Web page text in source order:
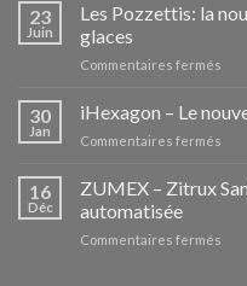
23
Juin
Les Pozzettis: la
glaces
Commentaires fermés
des
30
Jan
iHexagon – Le
Commentaires fermés
–
16
Déc
ZUMEX – Zitrux
automatisée
Commentaires fermés